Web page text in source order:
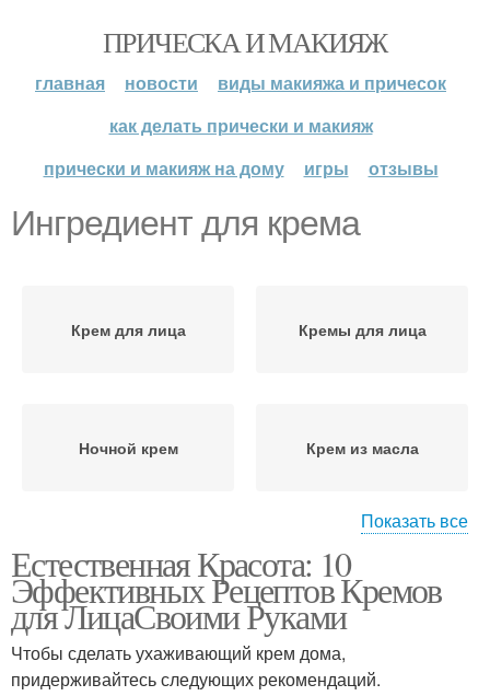
ПРИЧЕСКА И МАКИЯЖ
главная новости
виды макияжа и причесок
как делать прически и макияж
прически и макияж на дому
игры отзывы
Ингредиент для крема
Крем для лица Кремы для лица
Ночной крем Крем из масла
Крем с глицерином Антивозрастной крем
Крем из авокадо Крем против акне
Показать все
Естественная Красота: 10
Эффективных Рецептов Кремов
для ЛицаСвоими Руками
Чтобы сделать ухаживающий крем дома,
придерживайтесь следующих рекомендаций.